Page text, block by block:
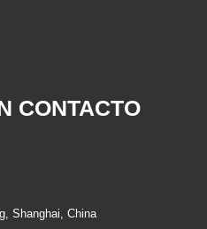
CONTACTO
Shanghai, China